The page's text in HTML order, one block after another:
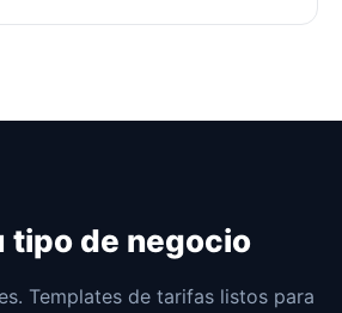
tipo de negocio
Templates de tarifas listos para